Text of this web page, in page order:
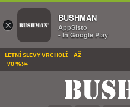
LETNÍ SLEVY VRCHOLÍ – AŽ
-70 %!☀️
×
BUSHMAN
AppSisto
- In Google Play